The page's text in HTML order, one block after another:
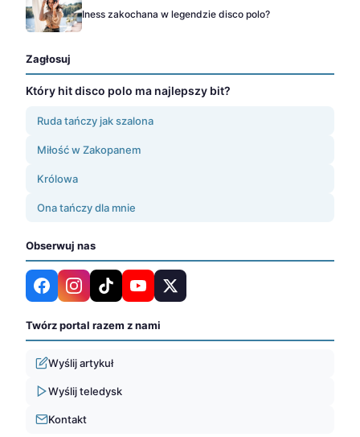
Iness zakochana w legendzie disco polo?
Zagłosuj
Który hit disco polo ma najlepszy bit?
Ruda tańczy jak szalona
Miłość w Zakopanem
Królowa
Ona tańczy dla mnie
Obserwuj nas
Twórz portal razem z nami
Wyślij artykuł
Wyślij teledysk
Kontakt